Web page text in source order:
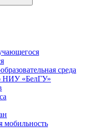
среда
НИУ «БелГУ»
мобильность